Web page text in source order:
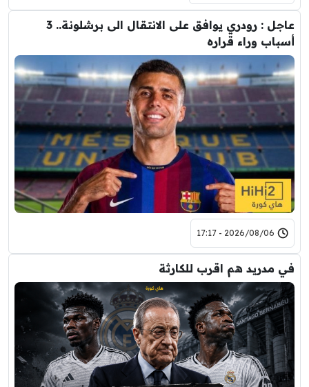
عاجل : رودري يوافق على الانتقال الى برشلونة.. 3
أسباب وراء قراره
2026/08/06 - 17:17
في مدريد هم اقرب للكارثة